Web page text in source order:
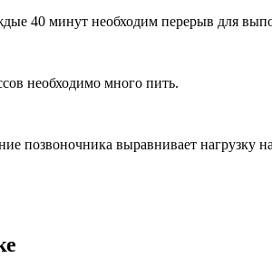
40 минут необходим перерыв для
необходимо много пить.
позвоночника выравнивает